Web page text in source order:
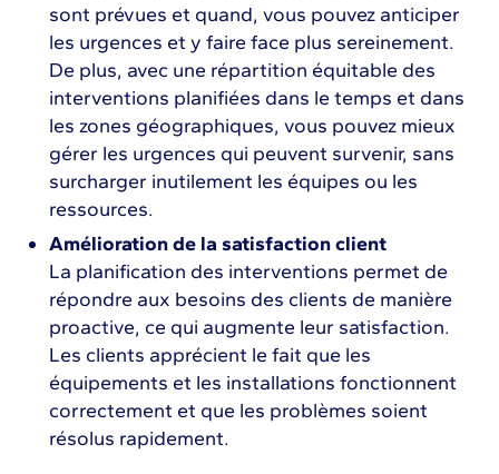
sont prévues et quand, vous pouvez anticiper
les urgences et y faire face plus sereinement.
De plus, avec une répartition équitable des
interventions planifiées dans le temps et dans
les zones géographiques, vous pouvez mieux
gérer les urgences qui peuvent survenir, sans
surcharger inutilement les équipes ou les
ressources.
Amélioration de la satisfaction client
La planification des interventions permet de
répondre aux besoins des clients de manière
proactive, ce qui augmente leur satisfaction.
Les clients apprécient le fait que les
équipements et les installations fonctionnent
correctement et que les problèmes soient
résolus rapidement.